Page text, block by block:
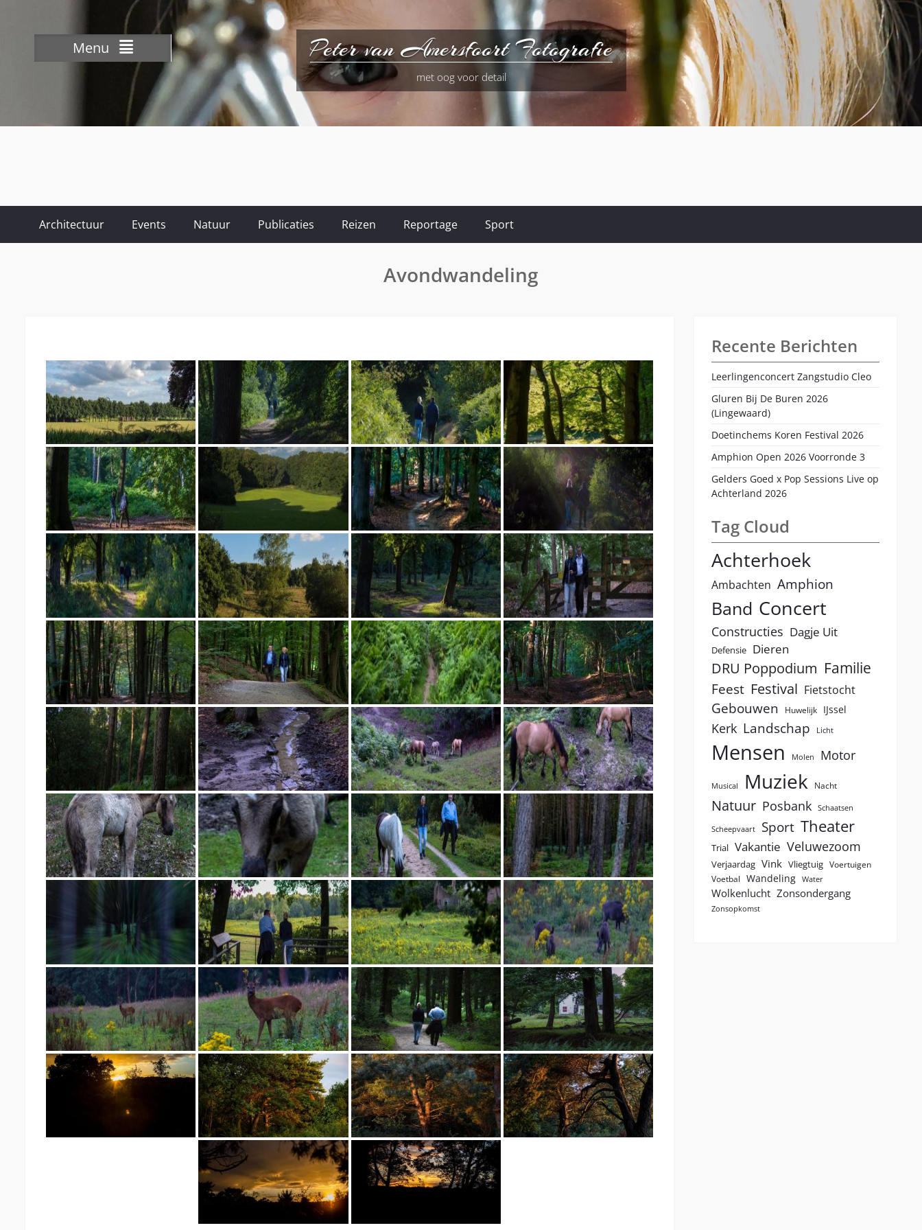
Menu Peter van Amersfoort Fotografie
met oog voor detail
Architectuur Events Natuur Publicaties Reizen Reportage Sport
Avondwandeling
Recente Berichten
Leerlingenconcert Zangstudio Cleo
Gluren Bij De Buren 2026
(Lingewaard)
Doetinchems Koren Festival 2026
Amphion Open 2026 Voorronde 3
Gelders Goed x Pop Sessions Live op
Achterland 2026
Tag Cloud
Achterhoek
Ambachten Amphion
Band Concert
Constructies Dagje Uit
Defensie Dieren
DRU Poppodium Familie
Feest Festival Fietstocht
Gebouwen Huwelijk IJssel
Kerk Landschap Licht
Mensen Molen Motor
Musical Muziek Nacht
Natuur Posbank Schaatsen
Scheepvaart Sport Theater
Trial Vakantie Veluwezoom
Verjaardag Vink Vliegtuig Voertuigen
Voetbal
Wandeling Water
Wolkenlucht Zonsondergang
Zonsopkomst